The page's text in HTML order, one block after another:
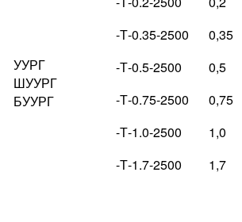
УУРГ
ШУУРГ
БУУРГ
-Т-0.35-2500
0,35
-Т-0.5-2500
0,5
-Т-0.75-2500
0,75
-Т-1.0-2500
1,0
-Т-1.7-2500
1,7